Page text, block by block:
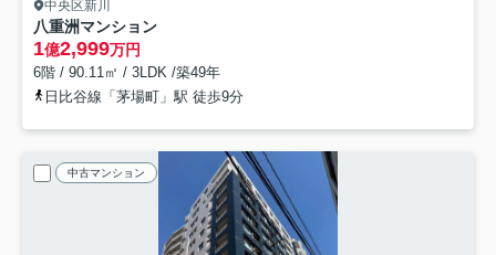
中央区新川
八重洲マンション
1億2,999万円
6階 / 90.11㎡ / 3LDK /築49年
日比谷線「茅場町」駅 徒歩9分
中古マンション